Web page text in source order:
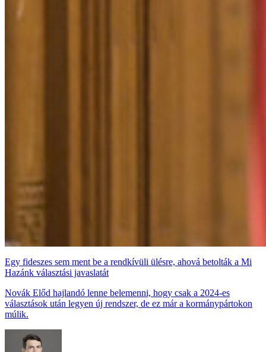
Egy fideszes sem ment be a rendkívüli ülésre, ahová betolták a Mi
Hazánk választási javaslatát
Novák Előd hajlandó lenne belemenni, hogy csak a 2024-es
választások után legyen új rendszer, de ez már a kormánypártokon
múlik.